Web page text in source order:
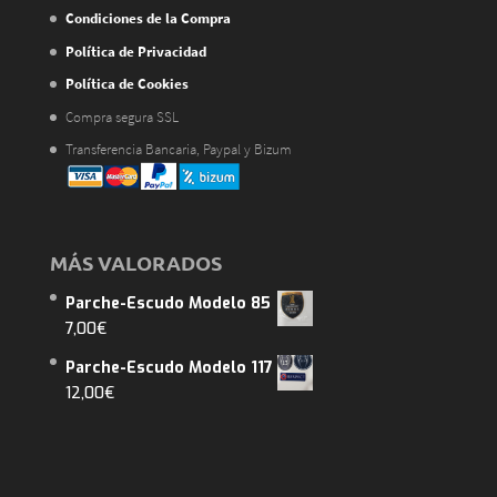
Condiciones de la Compra
Política de Privacidad
Política de Cookies
Compra segura SSL
Transferencia Bancaria, Paypal y Bizum
MÁS VALORADOS
Parche-Escudo Modelo 85
7,00€
Parche-Escudo Modelo 117
12,00€